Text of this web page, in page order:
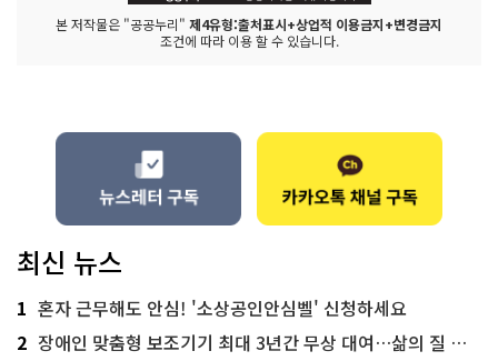
본 저작물은 "공공누리" 제4유형:출처표시+상업적 이용금지+변경금지
조건에 따라 이용 할 수 있습니다.
최신 뉴스
1 혼자 근무해도 안심! '소상공인안심벨' 신청하세요
2 장애인 맞춤형 보조기기 최대 3년간 무상 대여…삶의 질 높인다